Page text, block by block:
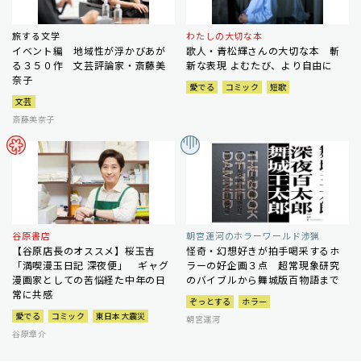
旅する文学
イベント編 地域性が浮かびあが
る３５０作 文芸評論家・斎藤美
奈子
文芸
斎藤美奈子
わたしの大切な本
歌人・青松輝さんの大切な本 斬
新な表現 よむたび、より自由に
愛でる コミック 短歌
谷原書店
【谷原店長のオススメ】桜玉吉
「満喫漫玉日記 深夜便」 ギャグ
漫画家としての苦悩経た中年の日
常に共感
愛でる コミック
東日本大震災
谷原章介
朝宮運河のホラーワールド渉猟
怪奇・幻想好きが拍手喝采するホ
ラーの好企画３点 超常現象研究
のバイブルから舞城版百物語まで
ぞっとする
ホラー
朝宮運河